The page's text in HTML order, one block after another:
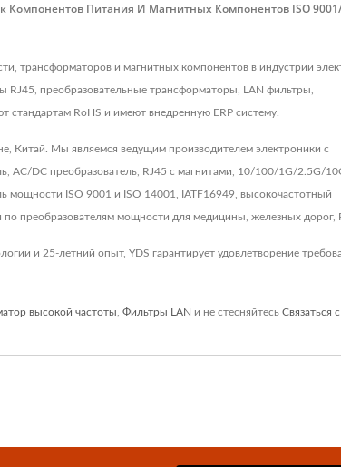
Питания И Магнитных Компонентов ISO
трансформаторов и магнитных компонентов в индустрии
преобразовательные трансформаторы, LAN фильтры,
RoHS и имеют внедренную ERP систему.
Китай. Мы являемся ведущим производителем электроники с
DC преобразователь, RJ45 с магнитами, 10/100/1G/2.5G/
мощности ISO 9001 и ISO 14001, IATF16949, высокочастотный
мощности для медицины, железных дорог,
и 25-летний опыт, YDS гарантирует удовлетворение
высокой частоты Фильтры LAN и не стесняйтесь Связаться